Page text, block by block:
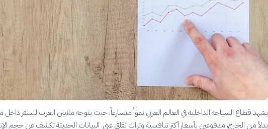
يشهد قطاع السياحة الداخلية في العالم العربي نمواً متسارعاً، حيث يتوجه ملايين العرب للسفر
بدلاً من الخارج، مدفوعين بأسعار أكثر تنافسية وتراث ثقافي غني. البيانات الحديثة تكشف عن حجم